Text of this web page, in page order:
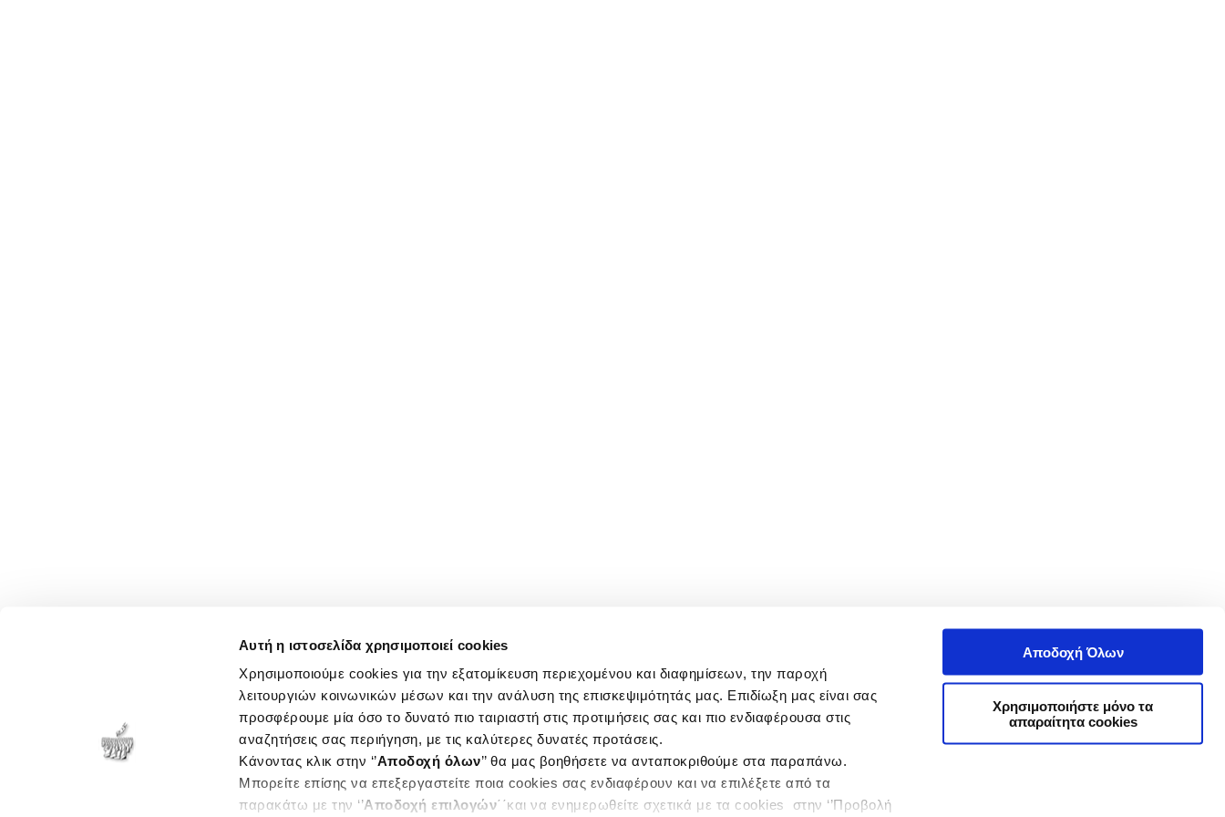
Αυτή η ιστοσελίδα χρησιμοποιεί cookies
Χρησιμοποιούμε cookies για την εξατομίκευση περιεχομένου και διαφημίσεων, την παροχή
λειτουργιών κοινωνικών μέσων και την ανάλυση της επισκεψιμότητάς μας. Επιδίωξη μας είναι σας
προσφέρουμε μία όσο το δυνατό πιο ταιριαστή στις προτιμήσεις σας και πιο ενδιαφέρουσα στις
αναζητήσεις σας περιήγηση, με τις καλύτερες δυνατές προτάσεις.
Κάνοντας κλικ στην ‘’Αποδοχή όλων’’ θα μας βοηθήσετε να ανταποκριθούμε στα παραπάνω.
Μπορείτε επίσης να επεξεργαστείτε ποια cookies σας ενδιαφέρουν και να επιλέξετε από τα
παρακάτω με την ‘’Αποδοχή επιλογών΄΄και να ενημερωθείτε σχετικά με τα cookies στην ‘’Προβολή
Αποδοχή Όλων
Χρησιμοποιήστε μόνο τα
απαραίτητα cookies